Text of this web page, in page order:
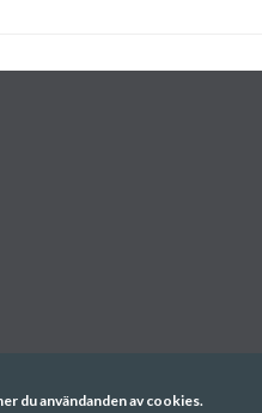
du användanden av cookies.